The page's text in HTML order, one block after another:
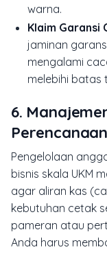
warna.
Klaim Garansi
jaminan
mengalami
melebihi batas
6.
Pengelolaan
bisnis skala UKM
agar aliran kas (
kebutuhan cetak
pameran atau
Anda harus